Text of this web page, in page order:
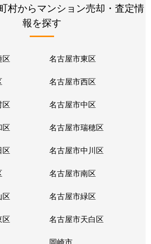
1,800万円 東岡崎 徒歩9分
1,600万円
1,100万円 東岡崎 徒歩10分
東岡崎 徒歩11分
2,200万円 東岡崎 徒歩11分
3,000万円 東岡崎 徒歩8分
1,300万円 東岡崎 徒歩26分
矢作橋 徒歩3分
750万円 矢作橋 徒歩7分
2,800万円 矢作橋 徒歩5分
矢作橋
村からマンション売却・査定情
報を探す
区 名古屋市東区
名古屋市西区
区 名古屋市中区
区 名古屋市瑞穂区
区 名古屋市中川区
名古屋市南区
区 名古屋市緑区
区 名古屋市天白区